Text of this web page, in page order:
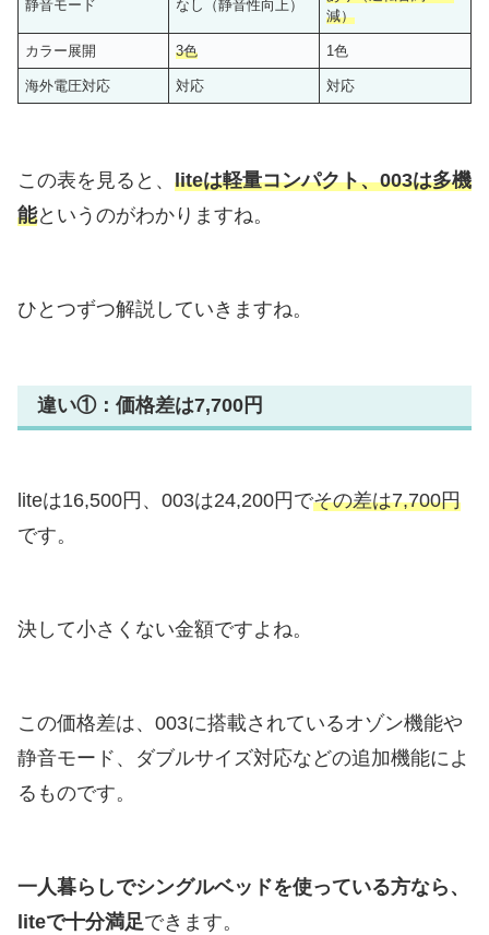
静音モード なし（静音性向上）
減）
カラー展開 3色 1色
海外電圧対応 対応 対応
この表を見ると、 liteは軽量コンパクト、003は多機
能というのがわかりますね。
ひとつずつ解説していきますね。
違い①：価格差は7,700円
liteは16,500円、003は24,200円でその差は7,700円
です。
決して小さくない金額ですよね。
この価格差は、003に搭載されているオゾン機能や
静音モード、ダブルサイズ対応などの追加機能によ
るものです。
一人暮らしでシングルベッドを使っている方なら、
liteで十分満足できます。